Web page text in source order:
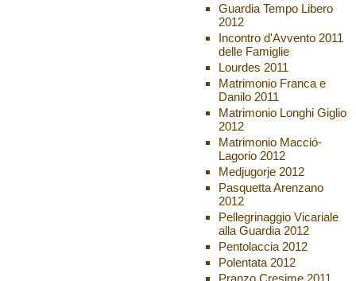
Guardia Tempo Libero
2012
Incontro d'Avvento 2011
delle Famiglie
Lourdes 2011
Matrimonio Franca e
Danilo 2011
Matrimonio Longhi Giglio
2012
Matrimonio Macció-
Lagorio 2012
Medjugorje 2012
Pasquetta Arenzano
2012
Pellegrinaggio Vicariale
alla Guardia 2012
Pentolaccia 2012
Polentata 2012
Pranzo Cresime 2011